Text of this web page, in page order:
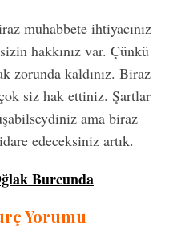
muhabbete ihtiyacınız
hakkınız var. Çünkü
zorunda kaldınız. Biraz
siz hak ettiniz. Şartlar
ama biraz
edeceksiniz artık.
Burcunda
Yorumu